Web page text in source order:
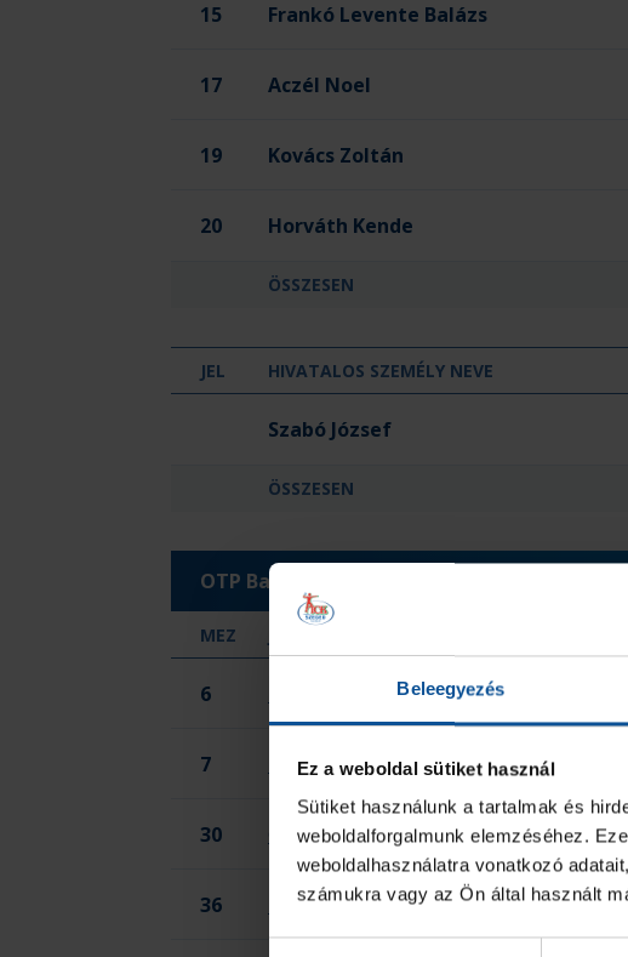
Beleegyezés
Ez a weboldal sütiket használ
Sütiket használunk a tartalmak és
weboldalforgalmunk elemzéséhez.
weboldalhasználatra vonatkozó
számukra vagy az Ön által használt
15 Frankó Levente Balázs
17 Aczél Noel
19 Kovács Zoltán
20 Horváth Kende
ÖSSZESEN
JEL HIVATALOS SZEMÉLY NEVE
Szabó József
ÖSSZESEN
OTP Bank-Pick Szeged
MEZ
6 Farkas Bendegúz Gábor
7 Elekes Mihály Gábriel
30 Gyukics Gedeon Gergely
36 Lénárt Áron